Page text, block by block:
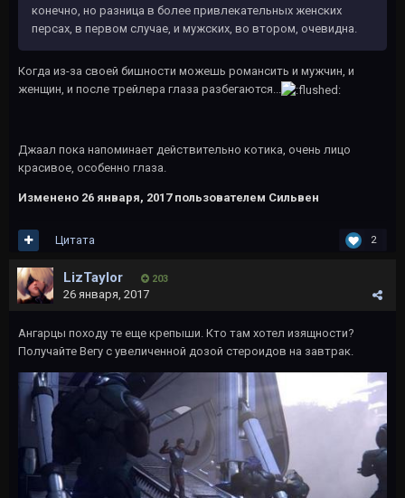
конечно, но разница в более привлекательных женских
персах, в первом случае, и мужских, во втором, очевидна.
Когда из-за своей бишности можешь романсить и мужчин, и
женщин, и после трейлера глаза разбегаются...
Джаал пока напоминает действительно котика, очень лицо
красивое, особенно глаза.
Изменено 26 января, 2017пользователем Сильвен
2
Цитата
LizTaylor 203
26 января, 2017
Ангарцы походу те еще крепыши. Кто там хотел изящности?
Получайте Вегу с увеличенной дозой стероидов на завтрак.